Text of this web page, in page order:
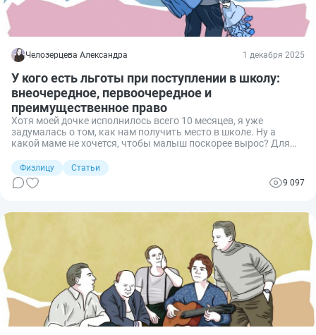
Челозерцева Александра 1 декабря 2025
У кого есть льготы при поступлении в школу:
внеочередное, первоочередное и
преимущественное право
Хотя моей дочке исполнилось всего 10 месяцев, я уже
задумалась о том, как нам получить место в школе. Ну а
какой маме не хочется, чтобы малыш поскорее вырос? Для
предстоит зачисление в школу совсем скоро, расскажу о
порядке распределения мест: кого зачислят вне очереди, кто
входит в первую очередь, а у кого есть преимущество при
Физлицу
Статьи
9 097